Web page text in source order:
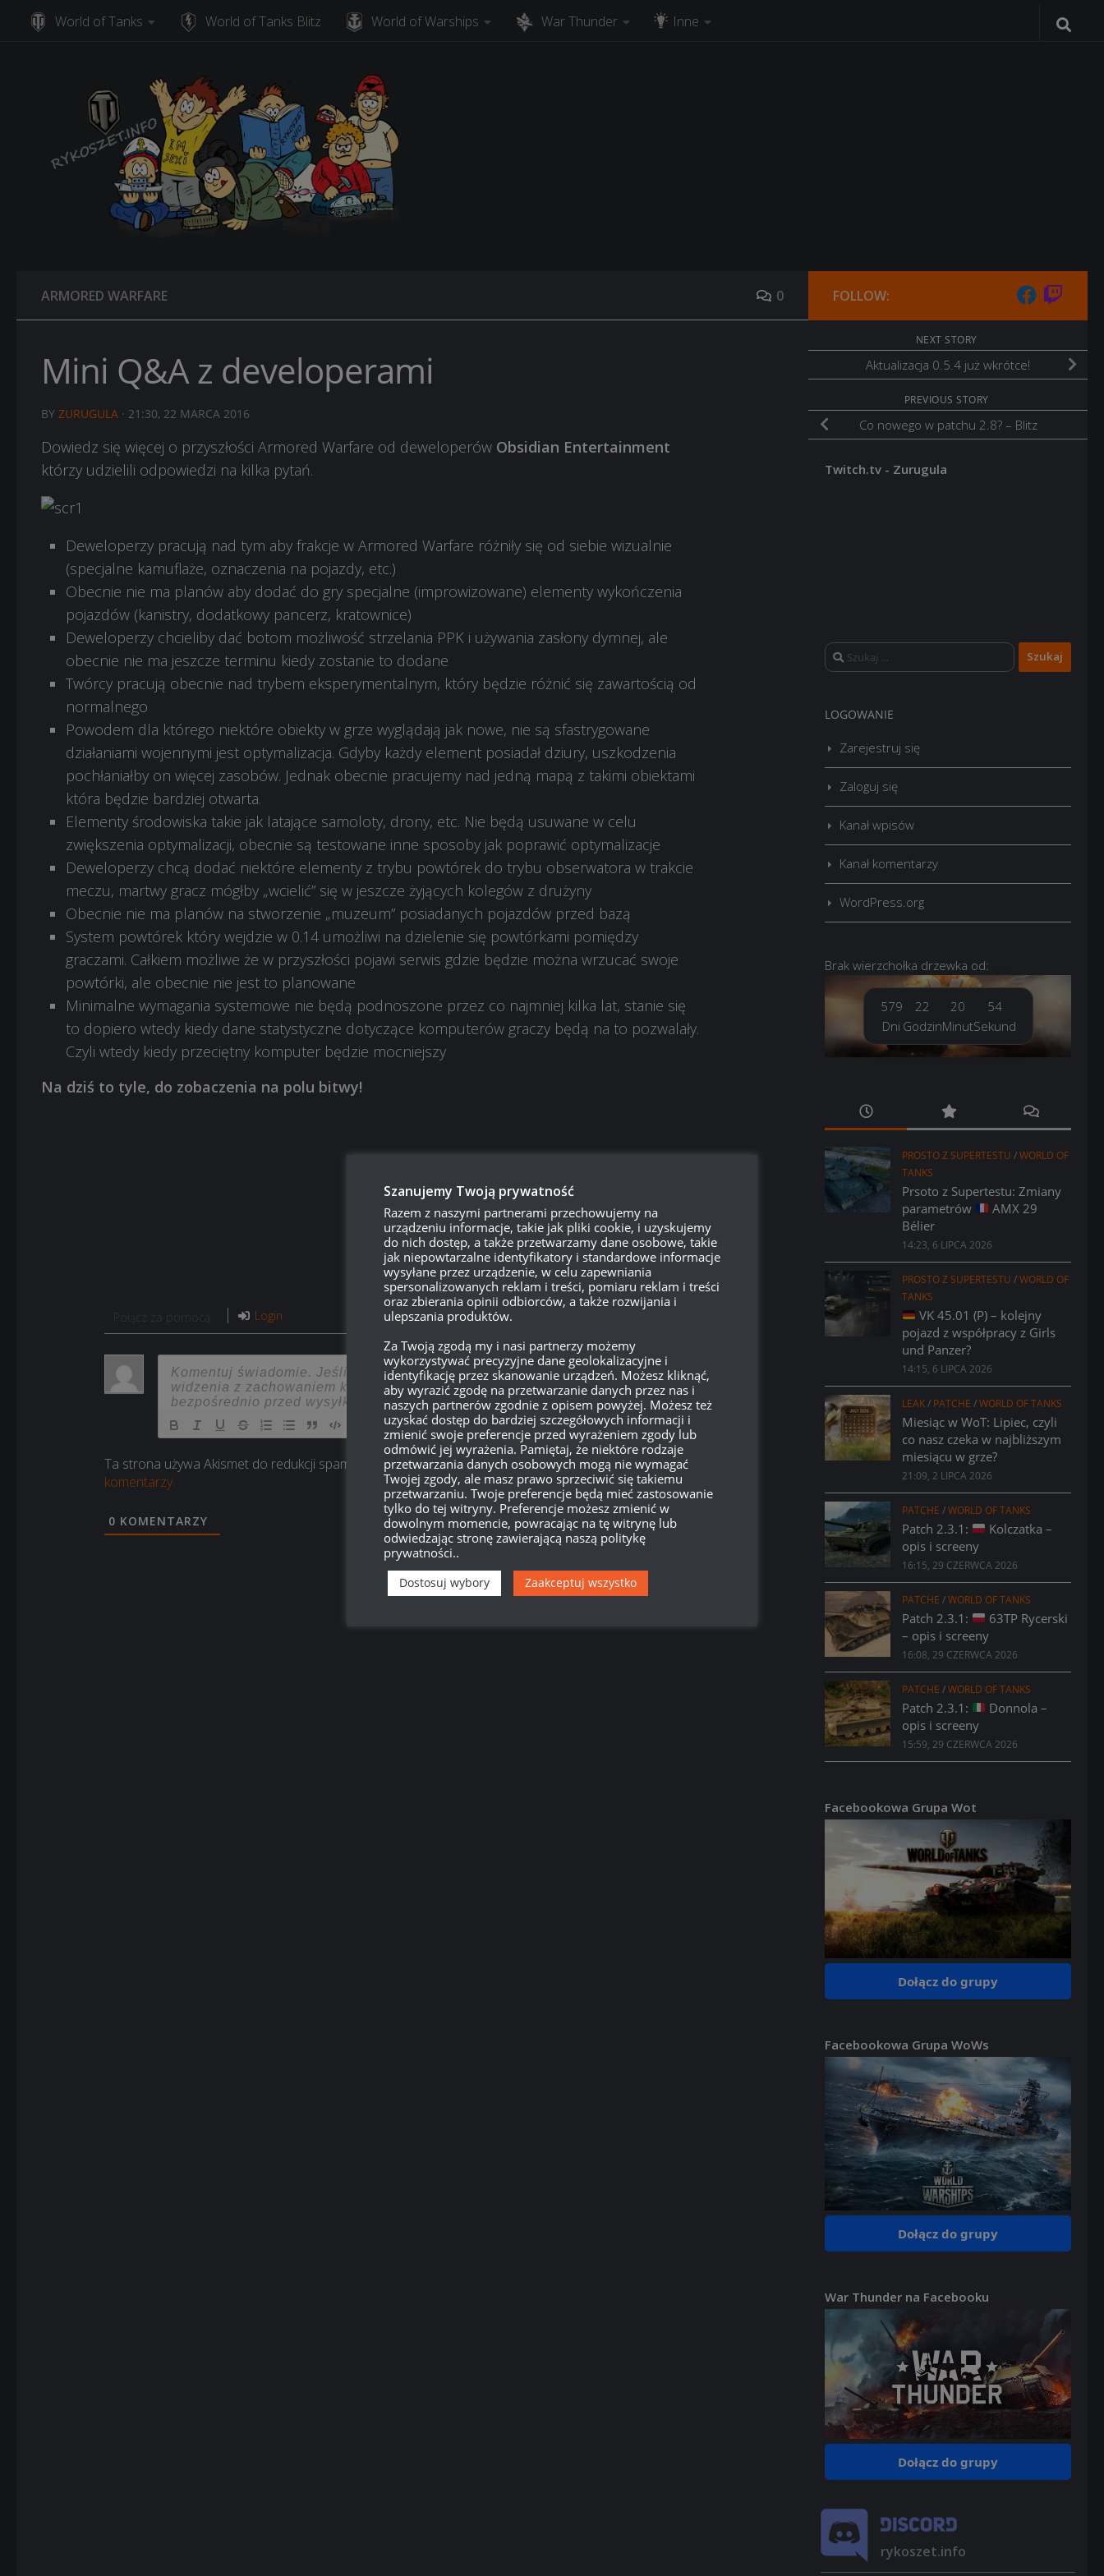
Skip to content
World of Tanks World of Tanks Blitz World of Warships War Thunder Inne
ARMORED WARFARE 0
Mini Q&A z developerami
BY ZURUGULA · 21:30, 22 MARCA 2016
Dowiedz się więcej o przyszłości Armored Warfare od deweloperów Obsidian Entertainment
którzy udzielili odpowiedzi na kilka pytań.
Deweloperzy pracują nad tym aby frakcje w Armored Warfare różniły się od siebie wizualnie
(specjalne kamuflaże, oznaczenia na pojazdy, etc.)
Obecnie nie ma planów aby dodać do gry specjalne (improwizowane) elementy wykończenia
pojazdów (kanistry, dodatkowy pancerz, kratownice)
Deweloperzy chcieliby dać botom możliwość strzelania PPK i używania zasłony dymnej, ale
obecnie nie ma jeszcze terminu kiedy zostanie to dodane
Twórcy pracują obecnie nad trybem eksperymentalnym, który będzie różnić się zawartością od
normalnego
Powodem dla którego niektóre obiekty w grze wyglądają jak nowe, nie są sfastrygowane
działaniami wojennymi jest optymalizacja. Gdyby każdy element posiadał dziury, uszkodzenia
pochłaniałby on więcej zasobów. Jednak obecnie pracujemy nad jedną mapą z takimi obiektami
która będzie bardziej otwarta.
Elementy środowiska takie jak latające samoloty, drony, etc. Nie będą usuwane w celu
zwiększenia optymalizacji, obecnie są testowane inne sposoby jak poprawić optymalizacje
Deweloperzy chcą dodać niektóre elementy z trybu powtórek do trybu obserwatora w trakcie
meczu, martwy gracz mógłby „wcielić” się w jeszcze żyjących kolegów z drużyny
Obecnie nie ma planów na stworzenie „muzeum” posiadanych pojazdów przed bazą
System powtórek który wejdzie w 0.14 umożliwi na dzielenie się powtórkami pomiędzy
graczami. Całkiem możliwe że w przyszłości pojawi serwis gdzie będzie można wrzucać swoje
powtórki, ale obecnie nie jest to planowane
Minimalne wymagania systemowe nie będą podnoszone przez co najmniej kilka lat, stanie się
to dopiero wtedy kiedy dane statystyczne dotyczące komputerów graczy będą na to pozwalały.
Czyli wtedy kiedy przeciętny komputer będzie mocniejszy
Na dziś to tyle, do zobaczenia na polu bitwy!
Login
{} [+]
Ta strona używa Akismet do redukcji spamu.
Dowiedz się, w jaki sposób przetwarzane są dane Twoich
komentarzy.
0 KOMENTARZY
FOLLOW:
NEXT STORY
Aktualizacja 0.5.4 już wkrótce!
PREVIOUS STORY
Co nowego w patchu 2.8? – Blitz
Twitch.tv - Zurugula
Szukaj:
LOGOWANIE
Zarejestruj się
Zaloguj się
Kanał wpisów
Kanał komentarzy
WordPress.org
Brak wierzchołka drzewka od:
579
Dni
22
Godzin
20
Minut
56
Sekund
PROSTO Z SUPERTESTU /WORLD OF
TANKS
Prsoto z Supertestu: Zmiany
parametrów
AMX 29
Bélier
14:23, 6 LIPCA 2026
PROSTO Z SUPERTESTU /WORLD OF
TANKS
VK 45.01 (P) – kolejny
pojazd z współpracy z Girls
und Panzer?
14:15, 6 LIPCA 2026
LEAK/ PATCHE /WORLD OF TANKS
Miesiąc w WoT: Lipiec, czyli
co nasz czeka w najbliższym
miesiącu w grze?
21:09, 2 LIPCA 2026
PATCHE /WORLD OF TANKS
Patch 2.3.1:
Kolczatka –
opis i screeny
16:15, 29 CZERWCA 2026
PATCHE /WORLD OF TANKS
Patch 2.3.1:
63TP Rycerski
– opis i screeny
16:08, 29 CZERWCA 2026
PATCHE /WORLD OF TANKS
Patch 2.3.1:
Donnola –
opis i screeny
15:59, 29 CZERWCA 2026
Facebookowa Grupa Wot
Dołącz do grupy
Facebookowa Grupa WoWs
Dołącz do grupy
War Thunder na Facebooku
Dołącz do grupy
rykoszet.info
Szanujemy Twoją prywatność
Razem z naszymi partnerami przechowujemy na
urządzeniu informacje, takie jak pliki cookie, i uzyskujemy
do nich dostęp, a także przetwarzamy dane osobowe, takie
jak niepowtarzalne identyfikatory i standardowe informacje
wysyłane przez urządzenie, w celu zapewniania
spersonalizowanych reklam i treści, pomiaru reklam i treści
oraz zbierania opinii odbiorców, a także rozwijania i
ulepszania produktów.
Za Twoją zgodą my i nasi partnerzy możemy
wykorzystywać precyzyjne dane geolokalizacyjne i
identyfikację przez skanowanie urządzeń. Możesz kliknąć,
aby wyrazić zgodę na przetwarzanie danych przez nas i
naszych partnerów zgodnie z opisem powyżej. Możesz też
uzyskać dostęp do bardziej szczegółowych informacji i
zmienić swoje preferencje przed wyrażeniem zgody lub
odmówić jej wyrażenia. Pamiętaj, że niektóre rodzaje
przetwarzania danych osobowych mogą nie wymagać
Twojej zgody, ale masz prawo sprzeciwić się takiemu
przetwarzaniu. Twoje preferencje będą mieć zastosowanie
tylko do tej witryny. Preferencje możesz zmienić w
dowolnym momencie, powracając na tę witrynę lub
odwiedzając stronę zawierającą naszą politykę
prywatności..
Dostosuj wybory Zaakceptuj wszystko